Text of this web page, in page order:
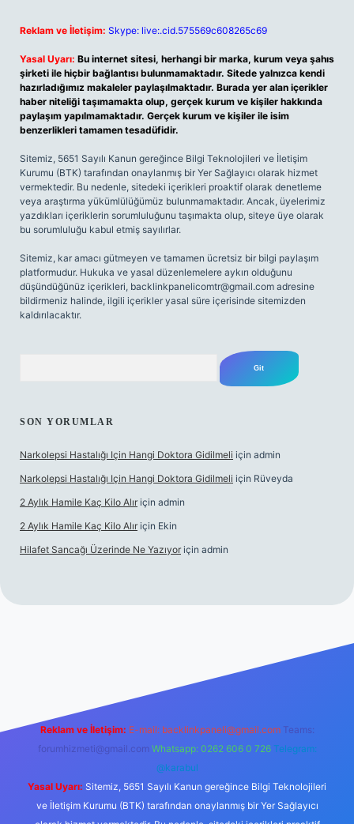
Reklam ve İletişim: Skype: live:.cid.575569c608265c69
Yasal Uyarı: Bu internet sitesi, herhangi bir marka, kurum veya şahıs
şirketi ile hiçbir bağlantısı bulunmamaktadır. Sitede yalnızca kendi
hazırladığımız makaleler paylaşılmaktadır. Burada yer alan içerikler
haber niteliği taşımamakta olup, gerçek kurum ve kişiler hakkında
paylaşım yapılmamaktadır. Gerçek kurum ve kişiler ile isim
benzerlikleri tamamen tesadüfidir.
Sitemiz, 5651 Sayılı Kanun gereğince Bilgi Teknolojileri ve İletişim
Kurumu (BTK) tarafından onaylanmış bir Yer Sağlayıcı olarak hizmet
vermektedir. Bu nedenle, sitedeki içerikleri proaktif olarak denetleme
veya araştırma yükümlülüğümüz bulunmamaktadır. Ancak, üyelerimiz
yazdıkları içeriklerin sorumluluğunu taşımakta olup, siteye üye olarak
bu sorumluluğu kabul etmiş sayılırlar.
Sitemiz, kar amacı gütmeyen ve tamamen ücretsiz bir bilgi paylaşım
platformudur. Hukuka ve yasal düzenlemelere aykırı olduğunu
düşündüğünüz içerikleri, backlinkpanelicomtr@gmail.com adresine
bildirmeniz halinde, ilgili içerikler yasal süre içerisinde sitemizden
kaldırılacaktır.
SON YORUMLAR
Narkolepsi Hastalığı Için Hangi Doktora Gidilmeli için admin
Narkolepsi Hastalığı Için Hangi Doktora Gidilmeli için Rüveyda
2 Aylık Hamile Kaç Kilo Alır için admin
2 Aylık Hamile Kaç Kilo Alır için Ekin
Hilafet Sancağı Üzerinde Ne Yazıyor için admin
Reklam ve İletişim: E-mail: backlinkpaneli@gmail.com Teams:
forumhizmeti@gmail.com Whatsapp: 0262 606 0 726 Telegram:
@karabul
Yasal Uyarı: Sitemiz, 5651 Sayılı Kanun gereğince Bilgi Teknolojileri
ve İletişim Kurumu (BTK) tarafından onaylanmış bir Yer Sağlayıcı